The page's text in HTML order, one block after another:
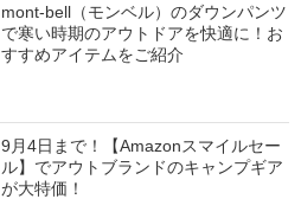
mont-bell（モンベル）のダウンパンツ
で寒い時期のアウトドアを快適に！お
すすめアイテムをご紹介
9月4日まで！【Amazonスマイルセー
ル】でアウトブランドのキャンプギア
が大特価！